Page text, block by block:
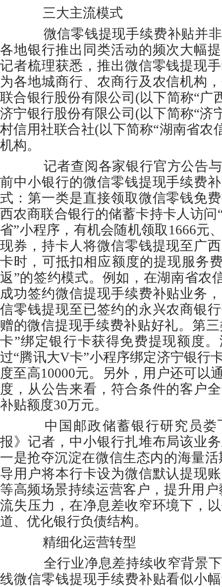
三大主流模式
微信零钱提现手续费补贴并非
各地银行推出同类活动的频次大幅
记者梳理获悉，推出微信零钱提现
为各地城商行、农商行及农信机构
联合银行股份有限公司(以下简称“广
济宁银行股份有限公司(以下简称“济
村信用社联合社(以下简称“湖南省农
机构。
记者查阅各家银行官方公告与
前中小银行的微信零钱提现手续费
式：第一类是直接领取微信零钱免
西农商联合银行的储蓄卡持卡人访问
省”小程序，有机会随机领取1666元
现券，持卡人将微信零钱提现至广
卡时，可抵扣相应额度的提现服务
返”的签约模式。例如，在湖南省农
成功签约微信提现手续费补贴业务
信零钱提现至已签约的永兴农商银
赠的微信提现手续费补贴好礼。第
卡”绑定银行卡获得免费提现额度
过“腾讯大V卡”小程序绑定济宁银行
度至高10000元。另外，用户还可以
度，从公告来看，符合条件的客户
补贴额度30万元。
中国邮政储蓄银行研究员娄
报》记者，中小银行扎堆布局该业
一是抢夺沉淀在微信生态内的海量
导用户将本行卡设为微信默认提现
等高频场景持续运营客户，提升用
流失压力，在净息差收窄环境下，
道、优化银行负债结构。
精细化运营转型
全行业净息差持续收窄背景下
线微信零钱提现手续费补贴看似小